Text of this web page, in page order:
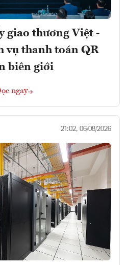
giao thương Việt -
vụ thanh toán QR
biên giới
ngay
21:02, 06/08/2026